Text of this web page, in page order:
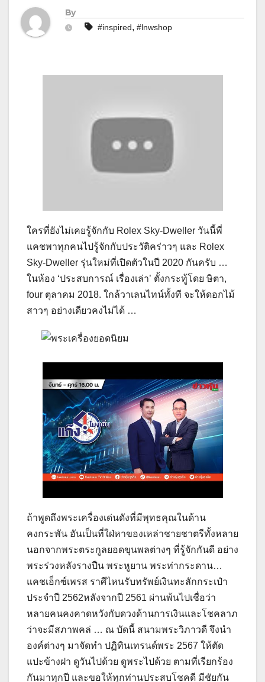
By
#inspired, #lnwshop
ใครที่ยังไม่เคยรู้จักกับ Rolex Sky-Dweller วันนี้พี่
แคชพาทุกคนไปรู้จักกับประวัติคร่าวๆ และ Rolex
Sky-Dweller รุ่นใหม่ที่เปิดตัวในปี 2020 กันครับ …
ในห้อง ‘ประสบการณ์ เรื่องเล่า’ ตั้งกระทู้โดย ษิตา,
four ตุลาคม 2018. ใกล้วาเลนไทน์ทั้งที จะให้ดอกไม้
สาวๆ อย่างเดียวคงไม่ได้ …
ถ้าพูดถึงพระเครื่องเด่นดังที่มีพุทธคุณในด้าน
คงกระพัน อันเป็นที่ใฝ่หาของเหล่าชายชาตรีทั้งหลาย
นอกจากพระตระกูลยอดขุนพลต่างๆ ที่รู้จักกันดี อย่าง
พระร่วงหลังรางปืน พระหูยาน พระท่ากระดาน…
แคชเอ็กซ์เพรส ราศีไหนรับทรัพย์เงินทะลักกระเป๋า
ประจำปี 2562หลังจากปี 2561 ผ่านพ้นไปเชื่อว่า
หลายคนคงคาดหวังกับดวงด้านการเงินและโชคลาภ
ว่าจะมีสภาพคล่ … ณ บัดนี้ สนามพระวิภาวดี จึงนำ
องค์ต่างๆ มาจัดทำ ปฏิทินเทรนด์พระ 2567 ให้ตัด
แปะข้างฝา ดูวันไปด้วย ดูพระไปด้วย ตามที่เรียกร้อง
กันมาทุกปี และขอให้ทุกท่านประสบโชคดี มีชัยกัน